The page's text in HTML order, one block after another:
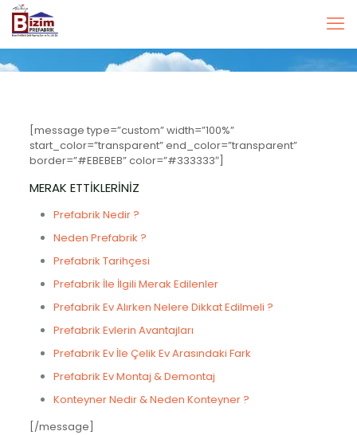
[message type=”custom” width=”100%”
start_color=”transparent” end_color=”transparent”
border=”#EBEBEB” color=”#333333″]
MERAK ETTİKLERİNİZ
Prefabrik Nedir ?
Neden Prefabrik ?
Prefabrik Tarihçesi
Prefabrik İle İlgili Merak Edilenler
Prefabrik Ev Alırken Nelere Dikkat Edilmeli ?
Prefabrik Evlerin Avantajları
Prefabrik Ev İle Çelik Ev Arasındaki Fark
Prefabrik Ev Montaj & Demontaj
Konteyner Nedir & Neden Konteyner ?
[/message]